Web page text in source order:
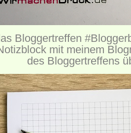
Bloggertreffen
mit meinem
des Bloggertreffens